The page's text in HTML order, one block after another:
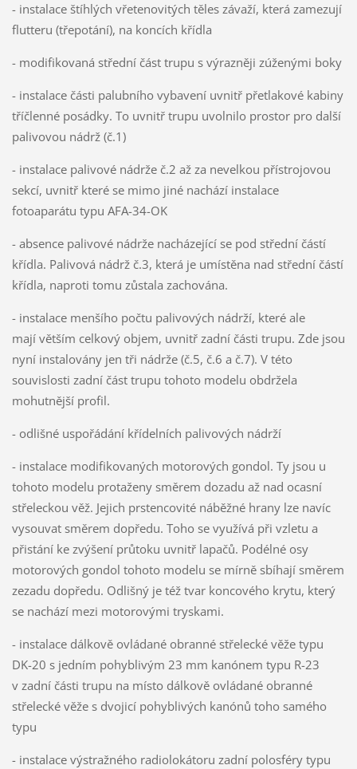
- instalace štíhlých vřetenovitých těles závaží, která zamezují
flutteru (třepotání), na koncích křídla
- modifikovaná střední část trupu s výrazněji zúženými boky
- instalace části palubního vybavení uvnitř přetlakové kabiny
tříčlenné posádky. To uvnitř trupu uvolnilo prostor pro další
palivovou nádrž (č.1)
- instalace palivové nádrže č.2 až za nevelkou přístrojovou
sekcí, uvnitř které se mimo jiné nachází instalace
fotoaparátu typu AFA-34-OK
- absence palivové nádrže nacházející se pod střední částí
křídla. Palivová nádrž č.3, která je umístěna nad střední částí
křídla, naproti tomu zůstala zachována.
- instalace menšího počtu palivových nádrží, které ale
mají větším celkový objem, uvnitř zadní části trupu. Zde jsou
nyní instalovány jen tři nádrže (č.5, č.6 a č.7). V této
souvislosti zadní část trupu tohoto modelu obdržela
mohutnější profil.
- odlišné uspořádání křídelních palivových nádrží
- instalace modifikovaných motorových gondol. Ty jsou u
tohoto modelu protaženy směrem dozadu až nad ocasní
střeleckou věž. Jejich prstencovité náběžné hrany lze navíc
vysouvat směrem dopředu. Toho se využívá při vzletu a
přistání ke zvýšení průtoku uvnitř lapačů. Podélné osy
motorových gondol tohoto modelu se mírně sbíhají směrem
zezadu dopředu. Odlišný je též tvar koncového krytu, který
se nachází mezi motorovými tryskami.
- instalace dálkově ovládané obranné střelecké věže typu
DK-20 s jedním pohyblivým 23 mm kanónem typu R-23
v zadní části trupu na místo dálkově ovládané obranné
střelecké věže s dvojicí pohyblivých kanónů toho samého
typu
- instalace výstražného radiolokátoru zadní polosféry typu